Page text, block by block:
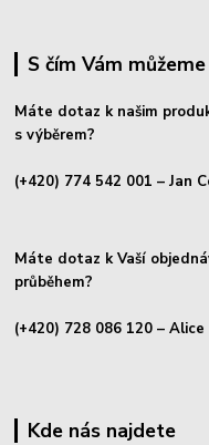
S čím Vám
Máte dotaz k našim
s výběrem?
(+420) 774 542 001 – Jan
Máte dotaz k Vaší
průběhem?
(+420) 728 086 120 – Alice
Kde nás najdete